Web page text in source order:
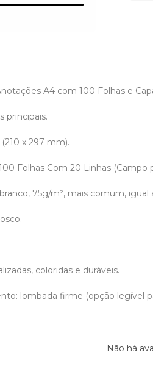
A4 com 100 Folhas e
principais.
x 297 mm).
Folhas Com 20 Linhas (Campo
75g/m², mais comum, igual
coloridas e duráveis.
lombada firme (opção legível
Não há